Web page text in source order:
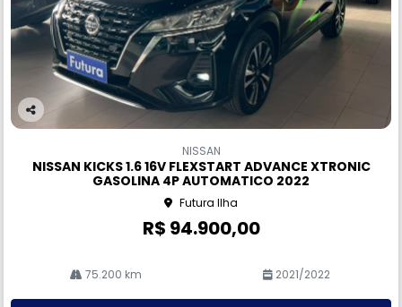
Co
rtil
NISSAN
NISSAN KICKS 1.6 16V FLEXSTART ADVANCE XTRONIC
GASOLINA 4P AUTOMATICO 2022
Futura Ilha
R$ 94.900,00
75.200 km 2021/2022